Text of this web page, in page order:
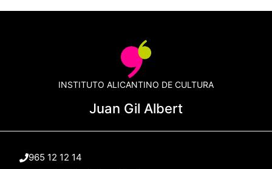
INSTITUTO ALICANTINO DE CULTURA
Juan Gil Albert
965 12 12 14